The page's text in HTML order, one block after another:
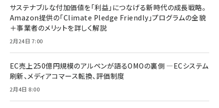
サステナブルな付加価値を「利益」につなげる新時代の成長戦略。
Amazon提供の「Climate Pledge Friendly」プログラムの全貌
＋事業者のメリットを詳しく解説
2月24日 7:00
EC売上250億円規模のアルペンが語るOMOの裏側 ―ECシステム
刷新、メディアコマース転換、評価制度
2月4日 8:00